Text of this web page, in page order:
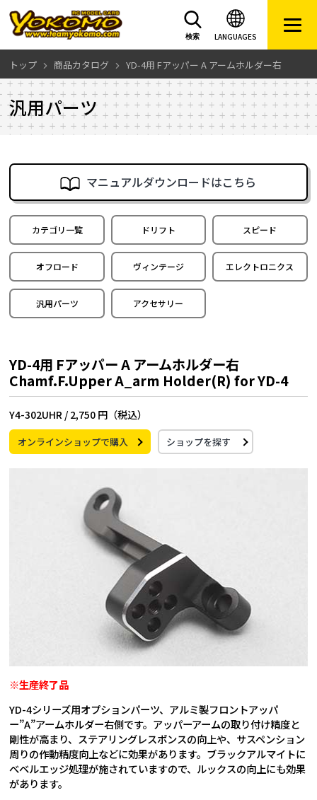
LANGUAGES
検索
トップ 商品カタログ YD-4用 Fアッパー A アームホルダー右
汎用パーツ
マニュアルダウンロードはこちら
カテゴリ一覧 ドリフト スピード
オフロード ヴィンテージ エレクトロニクス
汎用パーツ アクセサリー
YD-4用 Fアッパー A アームホルダー右
Chamf.F.Upper A_arm Holder(R) for YD-4
Y4-302UHR / 2,750 円（税込）
オンラインショップで購入 ショップを探す
※生産終了品
YD-4シリーズ用オプションパーツ、アルミ製フロントアッパ
ー”A”アームホルダー右側です。アッパーアームの取り付け精度と
剛性が高まり、ステアリングレスポンスの向上や、サスペンション
周りの作動精度向上などに効果があります。ブラックアルマイトに
べベルエッジ処理が施されていますので、ルックスの向上にも効果
があります。